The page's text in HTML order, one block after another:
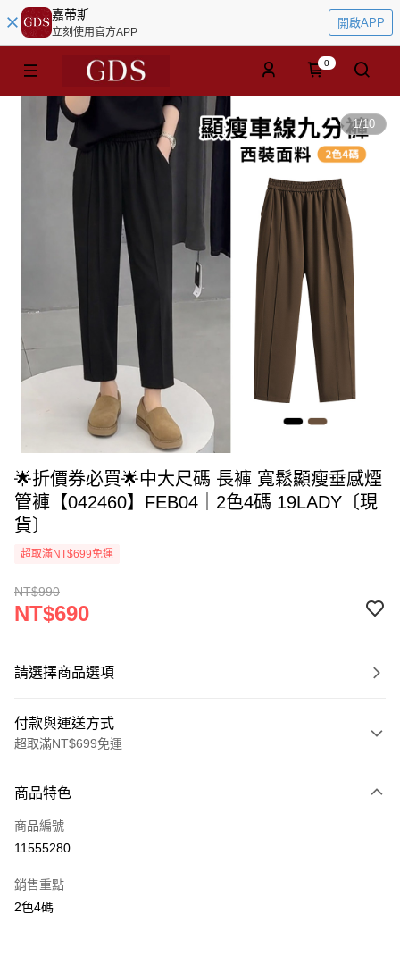
嘉蒂斯
立刻使用官方APP
開啟APP
0
1/10
🌟折價券必買🌟中大尺碼 長褲 寬鬆顯瘦垂感煙
管褲【042460】FEB04｜2色4碼 19LADY〔現
貨〕
超取滿NT$699免運
NT$990
NT$690
請選擇商品選項
付款與運送方式
超取滿NT$699免運
信用卡一次付款
超商取貨付款
街口支付
商品特色
商品編號
11555280
銷售重點
2色4碼